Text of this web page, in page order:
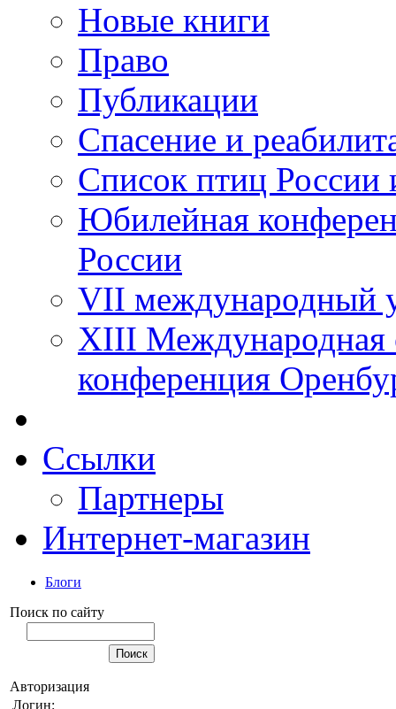
Новые книги
Право
Публикации
Спасение и
Список птиц России
Юбилейная
России
VII международный
XIII Международная
конференция
Ссылки
Партнеры
Интернет-магазин
Блоги
Поиск по сайту
Авторизация
Логин: